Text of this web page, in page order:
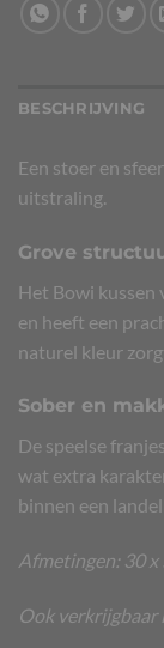
BESCHRIJVING
Een stoer en
uitstraling.
Grove
Het Bowi kussen
en heeft een
naturel kleur
Sober en
De speelse
wat extra
binnen een
Afmetingen: 30 x
Ook verkrijgbaar